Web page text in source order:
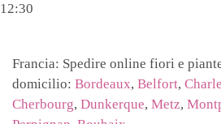
12:30
Francia: Spedire online fiori e
domicilio: Bordeaux, Belfort,
Cherbourg, Dunkerque, Metz,